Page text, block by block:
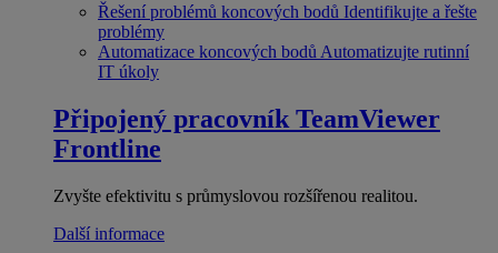
Řešení problémů koncových bodů Identifikujte a řešte
problémy
Automatizace koncových bodů Automatizujte rutinní
IT úkoly
Připojený pracovník TeamViewer
Frontline
Zvyšte efektivitu s průmyslovou rozšířenou realitou.
Další informace